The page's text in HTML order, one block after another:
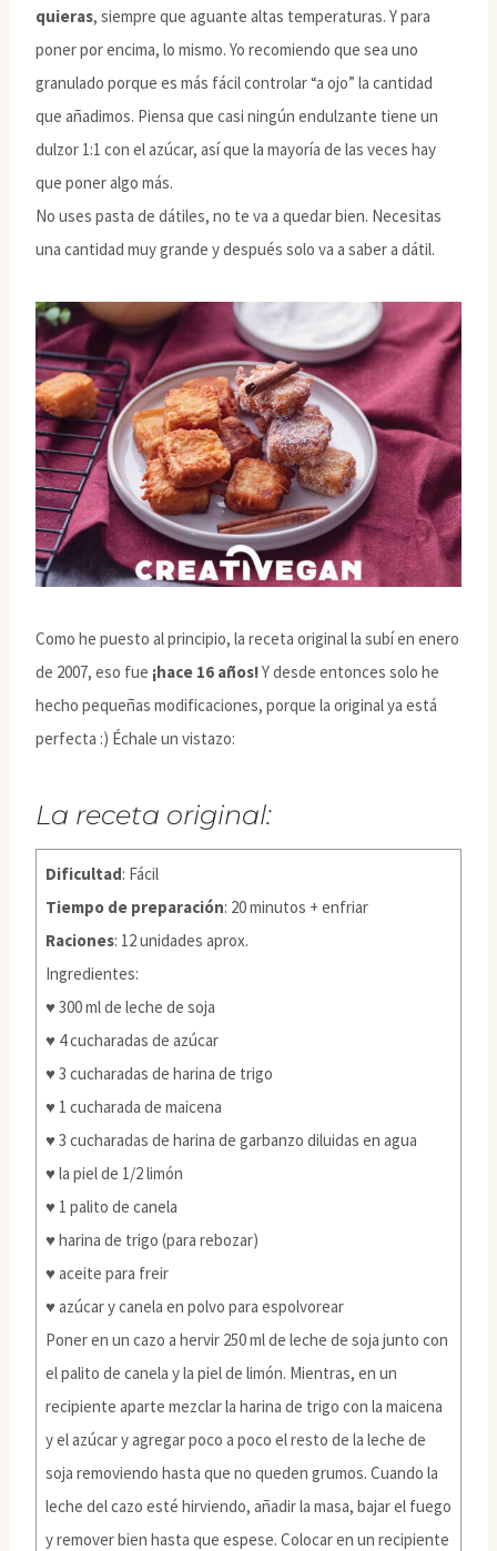
quieras, siempre que aguante altas temperaturas. Y para
poner por encima, lo mismo. Yo recomiendo que sea uno
granulado porque es más fácil controlar “a ojo” la cantidad
que añadimos. Piensa que casi ningún endulzante tiene un
dulzor 1:1 con el azúcar, así que la mayoría de las veces hay
que poner algo más.
No uses pasta de dátiles, no te va a quedar bien. Necesitas
una cantidad muy grande y después solo va a saber a dátil.
Como he puesto al principio, la receta original la subí en enero
de 2007, eso fue ¡hace 16 años!Y desde entonces solo he
hecho pequeñas modificaciones, porque la original ya está
perfecta :) Échale un vistazo:
La receta original:
Dificultad: Fácil
Tiempo de preparación: 20 minutos + enfriar
Raciones: 12 unidades aprox.
Ingredientes:
♥ 300 ml de leche de soja
♥ 4 cucharadas de azúcar
♥ 3 cucharadas de harina de trigo
♥ 1 cucharada de maicena
♥ 3 cucharadas de harina de garbanzo diluidas en agua
♥ la piel de 1/2 limón
♥ 1 palito de canela
♥ harina de trigo (para rebozar)
♥ aceite para freir
♥ azúcar y canela en polvo para espolvorear
Poner en un cazo a hervir 250 ml de leche de soja junto con
el palito de canela y la piel de limón. Mientras, en un
recipiente aparte mezclar la harina de trigo con la maicena
y el azúcar y agregar poco a poco el resto de la leche de
soja removiendo hasta que no queden grumos. Cuando la
leche del cazo esté hirviendo, añadir la masa, bajar el fuego
y remover bien hasta que espese. Colocar en un recipiente